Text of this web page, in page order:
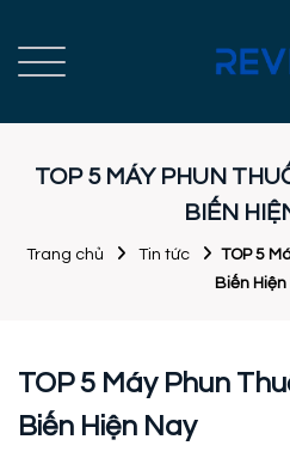
TOP 5 MÁY PHUN
BIẾN
Trang chủ Tin tức
TOP 5
Biến
TOP 5 Máy Phun
Biến Hiện Nay